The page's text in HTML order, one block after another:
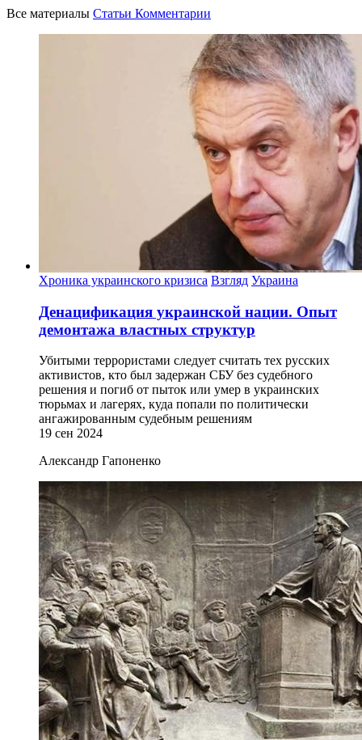
Все материалы Статьи Комментарии
Хроника украинского кризиса Взгляд Украина
Денацификация украинской нации. Опыт
демонтажа властных структур
Убитыми террористами следует считать тех русских
активистов, кто был задержан СБУ без судебного
решения и погиб от пыток или умер в украинских
тюрьмах и лагерях, куда попали по политически
ангажированным судебным решениям
19 сен 2024
Александр Гапоненко